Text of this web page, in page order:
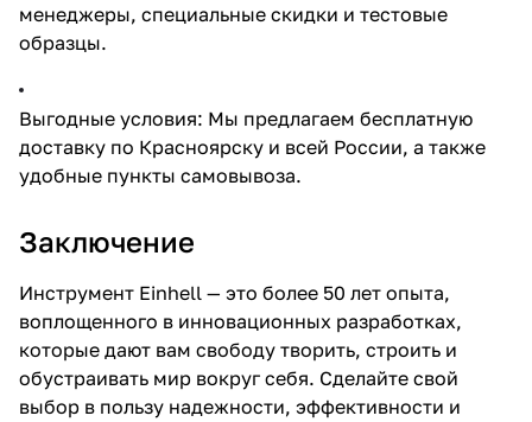
менеджеры, специальные скидки и тестовые
образцы.
Выгодные условия: Мы предлагаем бесплатную
доставку по Красноярску и всей России, а также
удобные пункты самовывоза.
Заключение
Инструмент Einhell — это более 50 лет опыта,
воплощенного в инновационных разработках,
которые дают вам свободу творить, строить и
обустраивать мир вокруг себя. Сделайте свой
выбор в пользу надежности, эффективности и